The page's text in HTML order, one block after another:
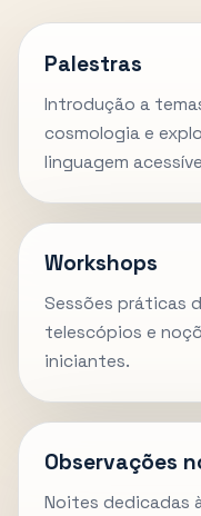
Palestras
Introdução a
cosmologia e
linguagem
Workshops
Sessões práticas
telescópios e
iniciantes.
Observações
Noites dedicadas